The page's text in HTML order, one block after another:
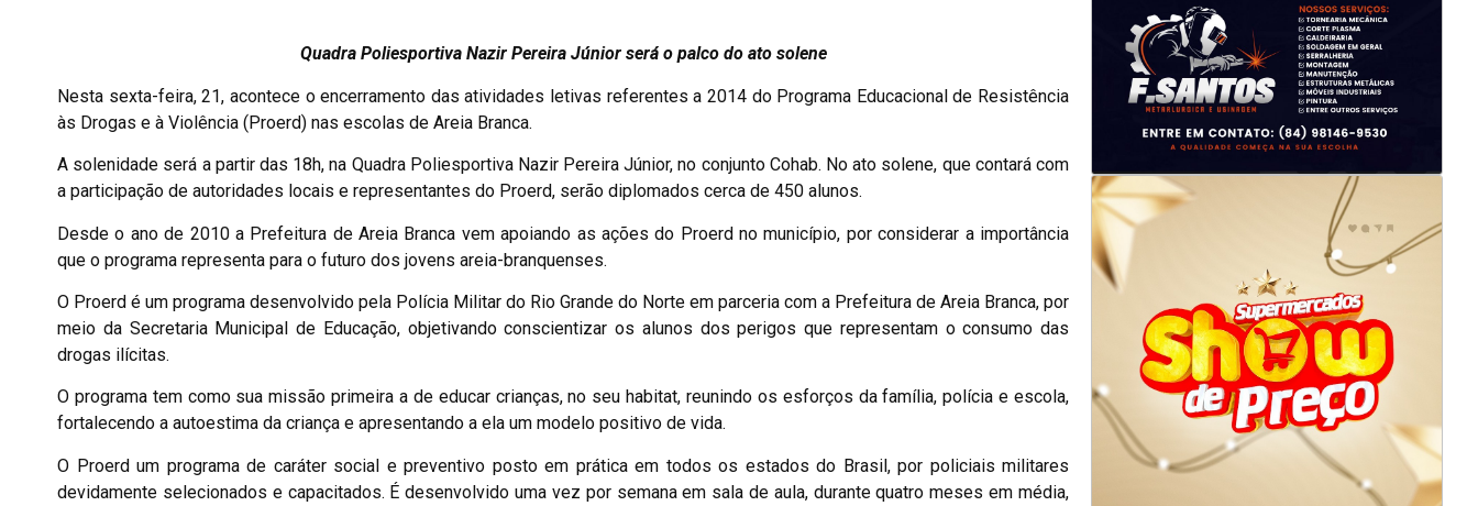
Quadra Poliesportiva Nazir Pereira Júnior será o palco do ato solene
Nesta sexta-feira, 21, acontece o encerramento das atividades letivas referentes a 2014 do Programa Educacional de Resistência
às Drogas e à Violência (Proerd) nas escolas de Areia Branca.
A solenidade será a partir das 18h, na Quadra Poliesportiva Nazir Pereira Júnior, no conjunto Cohab. No ato solene, que contará com
a participação de autoridades locais e representantes do Proerd, serão diplomados cerca de 450 alunos.
Desde o ano de 2010 a Prefeitura de Areia Branca vem apoiando as ações do Proerd no município, por considerar a importância
que o programa representa para o futuro dos jovens areia-branquenses.
O Proerd é um programa desenvolvido pela Polícia Militar do Rio Grande do Norte em parceria com a Prefeitura de Areia Branca, por
meio da Secretaria Municipal de Educação, objetivando conscientizar os alunos dos perigos que representam o consumo das
drogas ilícitas.
O programa tem como sua missão primeira a de educar crianças, no seu habitat, reunindo os esforços da família, polícia e escola,
fortalecendo a autoestima da criança e apresentando a ela um modelo positivo de vida.
O Proerd um programa de caráter social e preventivo posto em prática em todos os estados do Brasil, por policiais militares
devidamente selecionados e capacitados. É desenvolvido uma vez por semana em sala de aula, durante quatro meses em média,